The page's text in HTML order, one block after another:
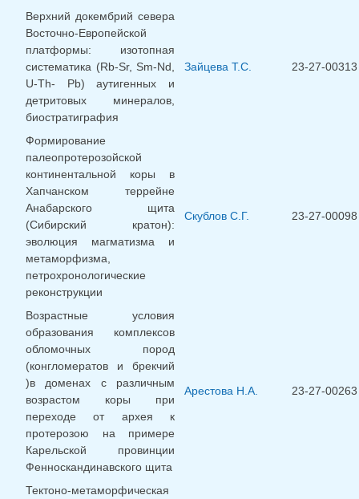
Верхний докембрий севера
Восточно-Европейской
платформы: изотопная
систематика (Rb-Sr, Sm-Nd,
U-Th- Pb) аутигенных и
детритовых минералов,
биостратиграфия
Зайцева Т.С. 23-27-00313
Формирование
палеопротерозойской
континентальной коры в
Хапчанском террейне
Анабарского щита
(Сибирский кратон):
эволюция магматизма и
метаморфизма,
петрохронологические
реконструкции
Скублов С.Г. 23-27-00098
Возрастные условия
образования комплексов
обломочных пород
(конгломератов и брекчий
)в доменах с различным
возрастом коры при
переходе от архея к
протерозою на примере
Карельской провинции
Фенноскандинавского щита
Арестова Н.А. 23-27-00263
Тектоно-метаморфическая